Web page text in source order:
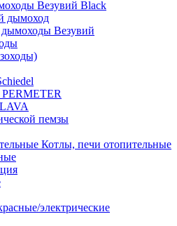
Везувий Black
дымоход
Везувий
пемзы
Котлы, печи отопительные
электрические